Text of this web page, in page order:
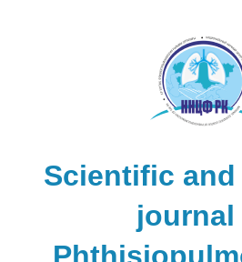
Scientific
journal